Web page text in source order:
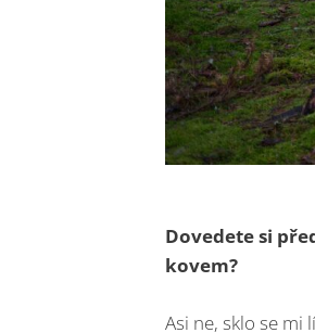
Dovedete si
kovem?
Asi ne, sklo se mi